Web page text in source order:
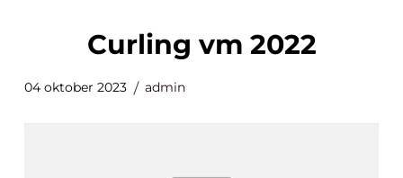
curling vm 2022
04 oktober 2023 admin